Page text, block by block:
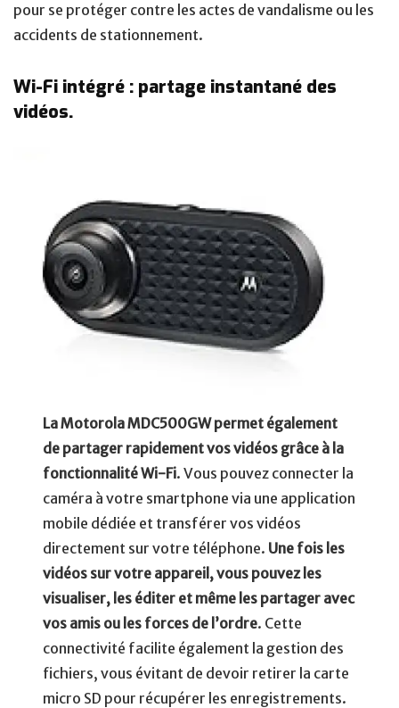
pour se protéger contre les actes de vandalisme ou les
accidents de stationnement.
Wi-Fi intégré : partage instantané des
vidéos.
La Motorola MDC500GW permet également
de partager rapidement vos vidéos grâce à la
fonctionnalité Wi-Fi. Vous pouvez connecter la
caméra à votre smartphone via une application
mobile dédiée et transférer vos vidéos
directement sur votre téléphone. Une fois les
vidéos sur votre appareil, vous pouvez les
visualiser, les éditer et même les partager avec
vos amis ou les forces de l’ordre. Cette
connectivité facilite également la gestion des
fichiers, vous évitant de devoir retirer la carte
micro SD pour récupérer les enregistrements.